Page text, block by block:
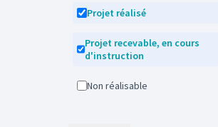
Projet réalisé
Projet recevable, en cours
d'instruction
Non réalisable